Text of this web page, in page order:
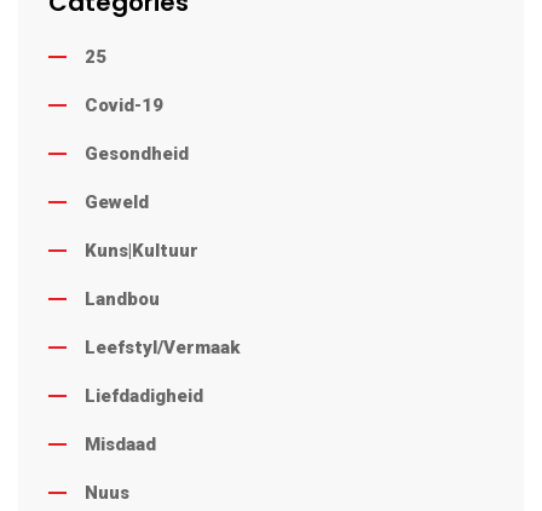
25
Covid-19
Gesondheid
Geweld
Kuns|Kultuur
Landbou
Leefstyl/Vermaak
Liefdadigheid
Misdaad
Nuus